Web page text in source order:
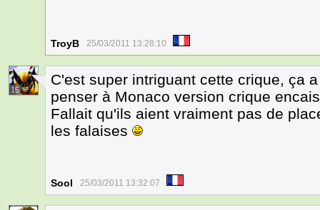
TroyB 25/03/2011 13:28:10
15
C'est super intriguant cette crique, ça
penser à Monaco version crique
Fallait qu'ils aient vraiment pas de
les falaises
Sool 25/03/2011 13:32:07